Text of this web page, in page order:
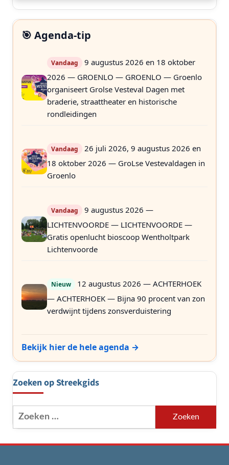
🎯 Agenda-tip
Vandaag
9 augustus 2026 en 18 oktober
2026 — GROENLO — GROENLO — Groenlo
organiseert Grolse Vesteval Dagen met
braderie, straattheater en historische
rondleidingen
Vandaag
26 juli 2026, 9 augustus 2026 en
18 oktober 2026 — GroLse Vestevaldagen in
Groenlo
Vandaag
9 augustus 2026 —
LICHTENVOORDE — LICHTENVOORDE —
Gratis openlucht bioscoop Wentholtpark
Lichtenvoorde
Nieuw
12 augustus 2026 — ACHTERHOEK
— ACHTERHOEK — Bijna 90 procent van zon
verdwijnt tijdens zonsverduistering
Bekijk hier de hele agenda →
Zoeken op Streekgids
Zoeken
naar: